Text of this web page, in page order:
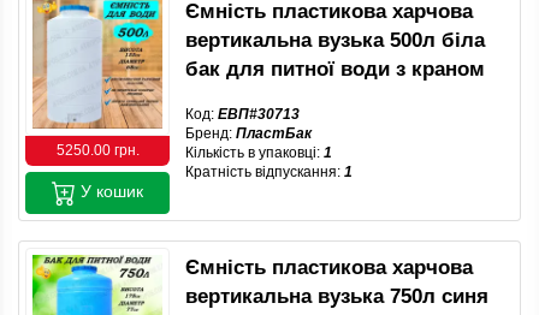
5250.00 грн.
Ємність пластикова харчова
вертикальна вузька 500л біла
бак для питної води з краном
Код: ЕВП#30713
Бренд: ПластБак
Кількість в упаковці: 1
Кратність відпускання: 1
У кошик
Ємність пластикова харчова
вертикальна вузька 750л синя